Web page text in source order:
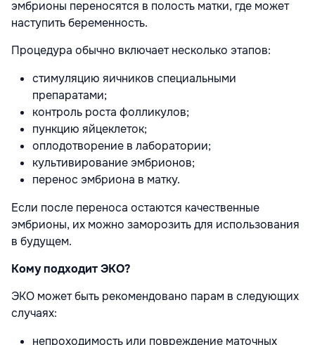
эмбрионы переносятся в полость матки, где может
наступить беременность.
Процедура обычно включает несколько этапов:
стимуляцию яичников специальными
препаратами;
контроль роста фолликулов;
пункцию яйцеклеток;
оплодотворение в лаборатории;
культивирование эмбрионов;
перенос эмбриона в матку.
Если после переноса остаются качественные
эмбрионы, их можно заморозить для использования
в будущем.
Кому подходит ЭКО?
ЭКО может быть рекомендовано парам в следующих
случаях:
непроходимость или повреждение маточных